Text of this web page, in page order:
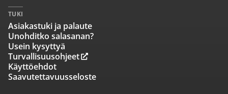
TUKI
Asiakastuki ja palaute
Unohditko salasanan?
Usein kysyttyä
Turvallisuusohjeet
Käyttöehdot
Saavutettavuusseloste